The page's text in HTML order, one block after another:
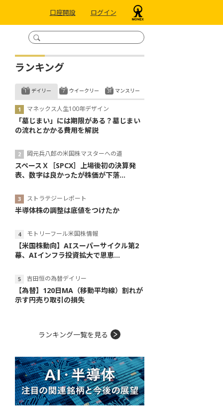
口座開設 ログイン
ランキング
デイリー
マネックス人生100年デザイン
「墓じまい」には期限がある？墓じまい
の流れとかかる費用を解説
岡元兵八郎の米国株マスターへの道
スペースＸ［SPCX］上場後初の決算発
表、数字は良かったが株価が下落...
ストラテジーレポート
半導体株の調整は底値をつけたか
モトリーフール米国株情報
【米国株動向】AIスーパーサイクル第2
幕、AIインフラ投資拡大で恩恵...
吉田恒の為替デイリー
【為替】120日MA（移動平均線）割れが
示す円売り取引の損失
ウイークリー マンスリー
ランキング一覧を見る